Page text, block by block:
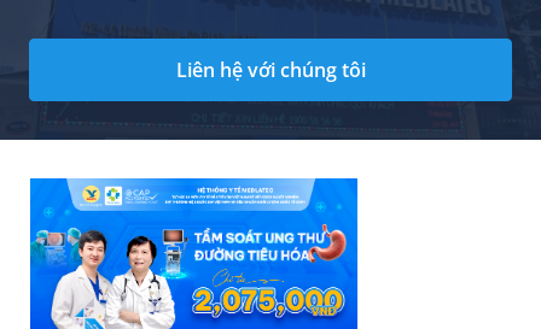
Liên hệ với chúng tôi